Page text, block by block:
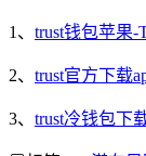
1、 trust钱包苹果
2、 trust官方下载
3、 trust冷钱包下